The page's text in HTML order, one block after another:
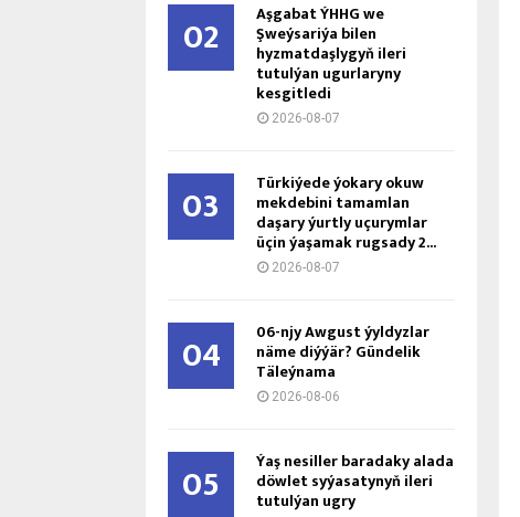
02 Aşgabat ÝHHG we
Şweýsariýa bilen
hyzmatdaşlygyň ileri
tutulýan ugurlaryny
kesgitledi
2026-08-07
03 Türkiýede ýokary okuw
mekdebini tamamlan
daşary ýurtly uçurymlar
üçin ýaşamak rugsady 2...
2026-08-07
04 06-njy Awgust ýyldyzlar
näme diýýär? Gündelik
Täleýnama
2026-08-06
05 Ýaş ne­sil­ler ba­ra­da­ky ala­da
döw­let sy­ýa­sa­ty­nyň ile­ri
tu­tul­ýan ug­ry